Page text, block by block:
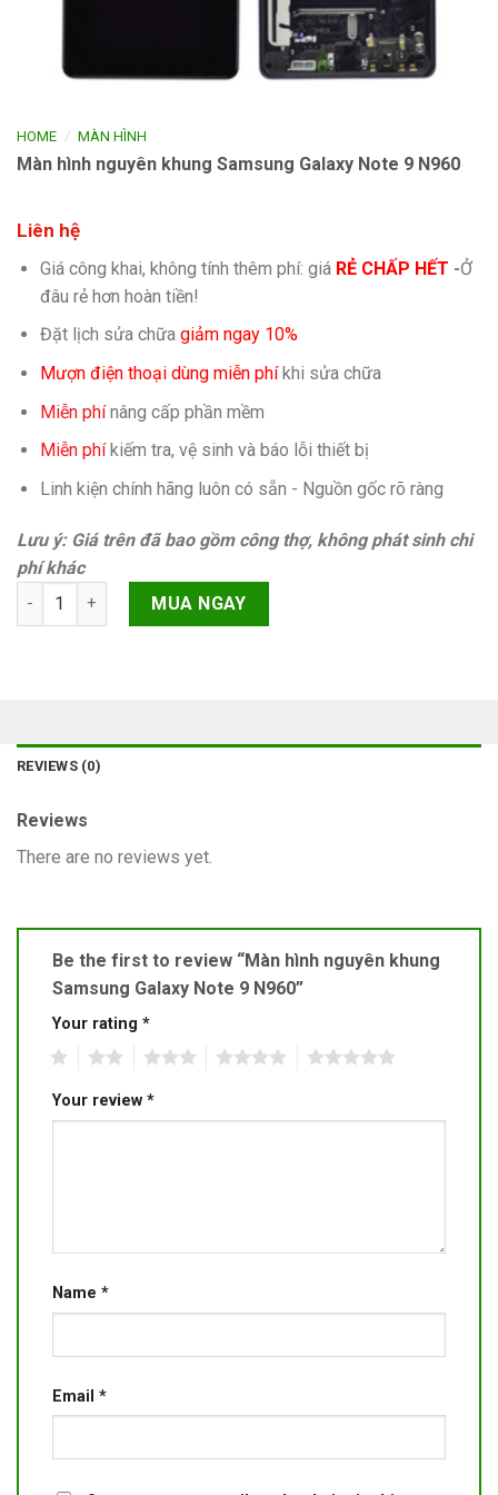
HOME / MÀN HÌNH
Màn hình nguyên khung Samsung Galaxy Note 9 N960
Liên hệ
Giá công khai, không tính thêm phí: giá RẺ CHẤP HẾT -Ở
đâu rẻ hơn hoàn tiền!
Đặt lịch sửa chữa giảm ngay 10%
Mượn điện thoại dùng miễn phíkhi sửa chữa
Miễn phínâng cấp phần mềm
Miễn phíkiếm tra, vệ sinh và báo lỗi thiết bị
Linh kiện chính hãng luôn có sẵn - Nguồn gốc rõ ràng
Lưu ý: Giá trên đã bao gồm công thợ, không phát sinh chi
phí khác
Màn hình nguyên khung Samsung Galaxy Note 9 N960 quantity
MUA NGAY
REVIEWS (0)
Reviews
There are no reviews yet.
Be the first to review “Màn hình nguyên khung
Samsung Galaxy Note 9 N960”
Your rating *
Your review *
Name *
Email *